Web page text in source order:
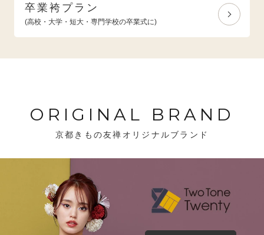
卒業袴プラン
(高校・大学・短大・専門学校の卒業式に)
ORIGINAL BRAND
京都きもの友禅オリジナルブランド